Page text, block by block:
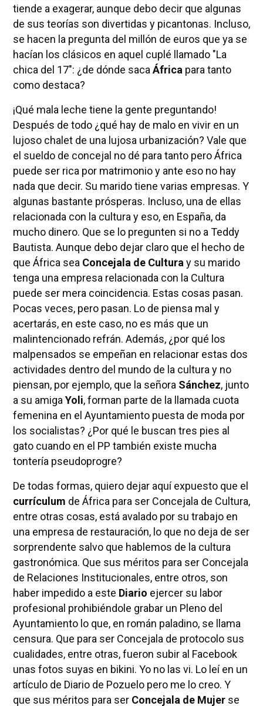
tiende a exagerar, aunque debo decir que algunas
de sus teorías son divertidas y picantonas. Incluso,
se hacen la pregunta del millón de euros que ya se
hacían los clásicos en aquel cuplé llamado "La
chica del 17": ¿de dónde saca África para tanto
como destaca?
¡Qué mala leche tiene la gente preguntando!
Después de todo ¿qué hay de malo en vivir en un
lujoso chalet de una lujosa urbanización? Vale que
el sueldo de concejal no dé para tanto pero África
puede ser rica por matrimonio y ante eso no hay
nada que decir. Su marido tiene varias empresas. Y
algunas bastante prósperas. Incluso, una de ellas
relacionada con la cultura y eso, en España, da
mucho dinero. Que se lo pregunten si no a Teddy
Bautista. Aunque debo dejar claro que el hecho de
que África sea Concejala de Cultura y su marido
tenga una empresa relacionada con la Cultura
puede ser mera coincidencia. Estas cosas pasan.
Pocas veces, pero pasan. Lo de piensa mal y
acertarás, en este caso, no es más que un
malintencionado refrán. Además, ¿por qué los
malpensados se empeñan en relacionar estas dos
actividades dentro del mundo de la cultura y no
piensan, por ejemplo, que la señora Sánchez, junto
a su amiga Yoli, forman parte de la llamada cuota
femenina en el Ayuntamiento puesta de moda por
los socialistas? ¿Por qué le buscan tres pies al
gato cuando en el PP también existe mucha
tontería pseudoprogre?
De todas formas, quiero dejar aquí expuesto que el
currículum de África para ser Concejala de Cultura,
entre otras cosas, está avalado por su trabajo en
una empresa de restauración, lo que no deja de ser
sorprendente salvo que hablemos de la cultura
gastronómica. Que sus méritos para ser Concejala
de Relaciones Institucionales, entre otros, son
haber impedido a este Diario ejercer su labor
profesional prohibiéndole grabar un Pleno del
Ayuntamiento lo que, en román paladino, se llama
censura. Que para ser Concejala de protocolo sus
cualidades, entre otras, fueron subir al Facebook
unas fotos suyas en bikini. Yo no las vi. Lo leí en un
artículo de Diario de Pozuelo pero me lo creo. Y
que sus méritos para ser Concejala de Mujer se